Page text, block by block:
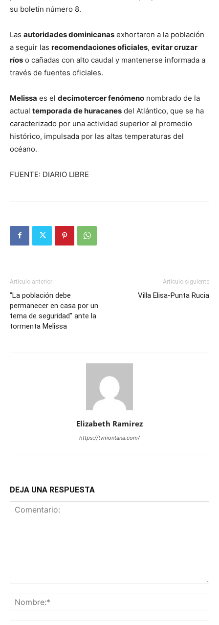
su boletín número 8.
Las autoridades dominicanas exhortaron a la población
a seguir las recomendaciones oficiales, evitar cruzar
ríos o cañadas con alto caudal y mantenerse informada a
través de fuentes oficiales.
Melissa es el decimotercer fenómeno nombrado de la
actual temporada de huracanes del Atlántico, que se ha
caracterizado por una actividad superior al promedio
histórico, impulsada por las altas temperaturas del
océano.
FUENTE: DIARIO LIBRE
Artículo anterior
"La población debe
permanecer en casa por un
tema de seguridad" ante la
tormenta Melissa
Artículo siguiente
Villa Elisa-Punta Rucia
Elizabeth Ramirez
https://tvmontana.com/
DEJA UNA RESPUESTA